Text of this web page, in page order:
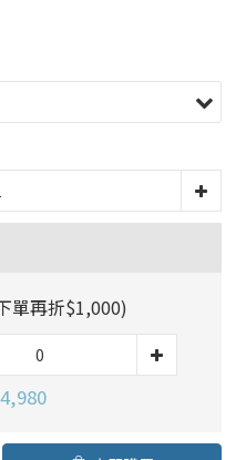
單再折$1,000)